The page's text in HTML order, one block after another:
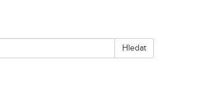
Hledat